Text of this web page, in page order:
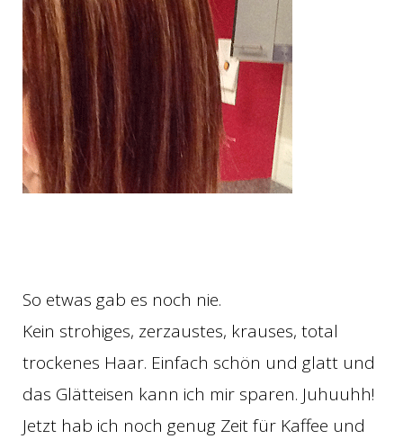
So etwas gab es noch nie.
Kein strohiges, zerzaustes, krauses, total
trockenes Haar. Einfach schön und glatt und
das Glätteisen kann ich mir sparen. Juhuuhh!
Jetzt hab ich noch genug Zeit für Kaffee und